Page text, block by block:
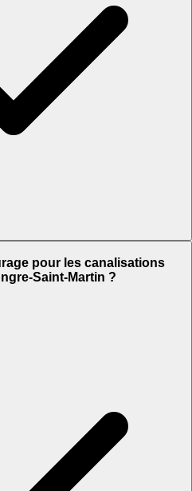
pour les canalisations
Saint-Martin ?